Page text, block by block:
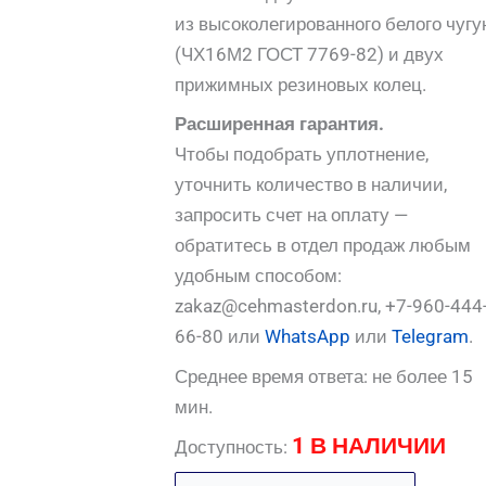
из высоколегированного белого
(ЧХ16М2 ГОСТ 7769-82) и двух
прижимных резиновых колец.
Расширенная гарантия.
Чтобы подобрать уплотнение,
уточнить количество в наличии,
запросить счет на оплату —
обратитесь в отдел продаж любым
удобным способом:
zakaz@cehmasterdon.ru, +7-960-
66-80 или WhatsApp или Telegram.
Среднее время ответа: не более 15
мин.
Доступность: 1 В НАЛИЧИИ